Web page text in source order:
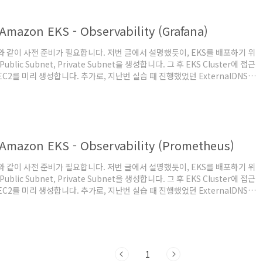
EKS - Observability (Grafana)
같이 사전 준비가 필요합니다. 저번 글에서 설명했듯이, EKS를 배포하기 위
Public Subnet, Private Subnet을 생성합니다. 그 후 EKS Cluster에 접근
를 미리 생성합니다. 추가로, 지난번 실습 때 진행했었던 ExternalDNS와
(Prometheus) 에서 이어집니다. Grafana Grafana란?
EKS - Observability (Prometheus)
같이 사전 준비가 필요합니다. 저번 글에서 설명했듯이, EKS를 배포하기 위
Public Subnet, Private Subnet을 생성합니다. 그 후 EKS Cluster에 접근
를 미리 생성합니다. 추가로, 지난번 실습 때 진행했었던 ExternalDNS와
포스팅했던 블로그 글 에서 많이 인용하였습니다. Prometheus
1